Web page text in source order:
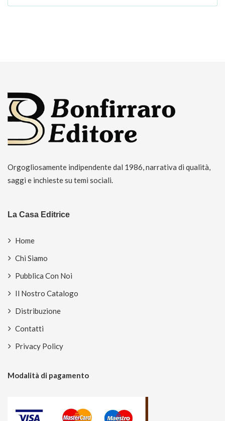
Orgogliosamente indipendente dal 1986, narrativa di qualità,
saggi e inchieste su temi sociali.
La Casa Editrice
Home
Chi Siamo
Pubblica Con Noi
Il Nostro Catalogo
Distribuzione
Contatti
Privacy Policy
Modalità di pagamento